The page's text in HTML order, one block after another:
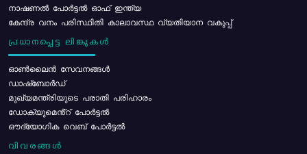
നാഷണൽ പോർട്ടൽ ഓഫ് ഇന്ത്യ
കേന്ദ്ര വനം പരിസ്ഥിതി കാലാവസ്ഥ വ്യതിയാന വകുപ്പ്
പ്രധാനപ്പെട്ട ലിങ്കുകൾ
ഓൺലൈൻ സേവനങ്ങൾ
ഡാഷ്ബോർഡ്
മുഖ്യമന്ത്രിയുടെ പരാതി പരിഹാരം
ഡോക്യുമെൻ്റ് പോർട്ടൽ
ഔദ്യോഗിക വെബ് പോർട്ടൽ
വിവരങ്ങൾ